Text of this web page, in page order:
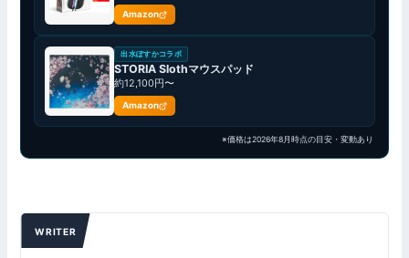
Amazon
出水ぽすかコラボ
STORIA Slothマウスパッド
約12,100円〜
Amazon
※価格は2026年8月時点の目安・変動あり
WRITER